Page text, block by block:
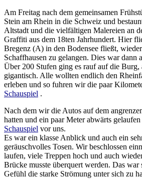
Am Freitag nach dem gemeinsamen
Stein am Rhein in die Schweiz und
Altstadt und die vielfältigen Malereien an
Graffiti aus dem 18ten Jahrhundert. Hier
Bregenz (A) in den Bodensee fließt,
Schaffhausen zu gelangen. Dies war dann
Über 200 Stufen ging es rauf auf die
gigantisch. Alle wollten endlich den
erleben und so fuhren wir die paar
Schauspiel .
Nach dem wir die Autos auf dem
hatten und ein paar Meter abwärts
Schauspiel vor uns.
Es war ein klasse Anblick und auch ein
geräuschvolles Tosen. Wir beschlossen
laufen, viele Treppen hoch und auch
Brücke musste überquert werden. Das war
Gefühl die starke Strömung unter sich zu